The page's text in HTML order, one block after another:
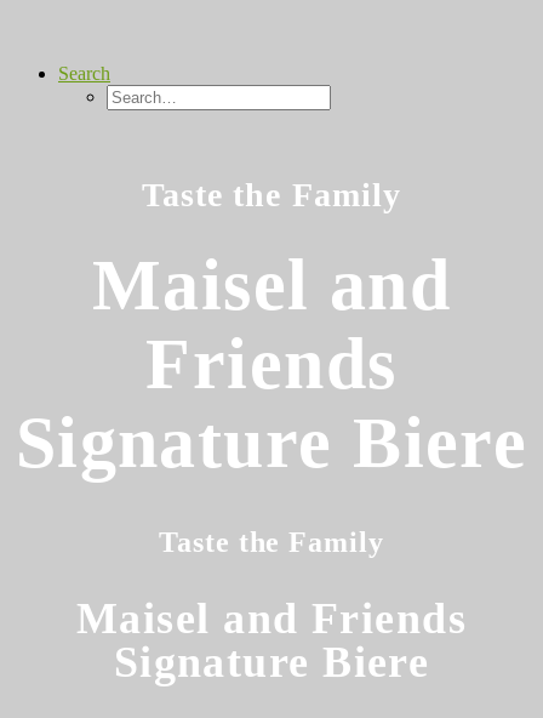
Search
Taste the Family
Maisel and
Friends
Signature Biere
Taste the Family
Maisel and Friends
Signature Biere